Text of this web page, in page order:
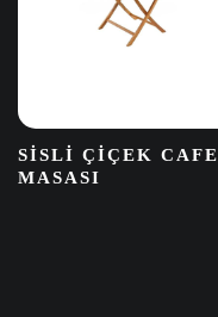
SISLI ÇIÇEK CAFE
MASASI